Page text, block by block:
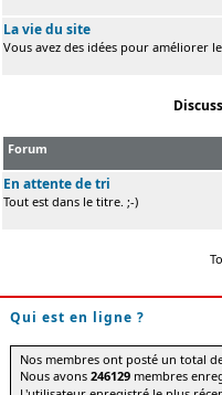
La vie du site
Vous avez des idées pour améliorer
Forum
En attente de tri
Tout est dans le titre. ;-)
Qui est en ligne ?
Nos membres ont posté un total
Nous avons246129 membres